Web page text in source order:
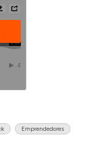
Emprendedores